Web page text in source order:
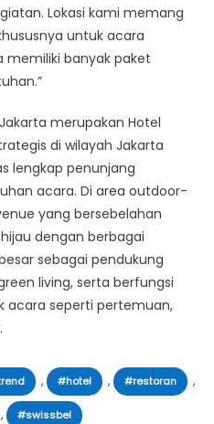
Lokasi kami memang
untuk acara
memiliki banyak paket
merupakan Hotel
di wilayah Jakarta
lengkap penunjang
acara. Di area outdoor-
yang bersebelahan
dengan berbagai
sebagai pendukung
living, serta berfungsi
acara seperti pertemuan,
, #hotel , #restoran ,
, #swissbel